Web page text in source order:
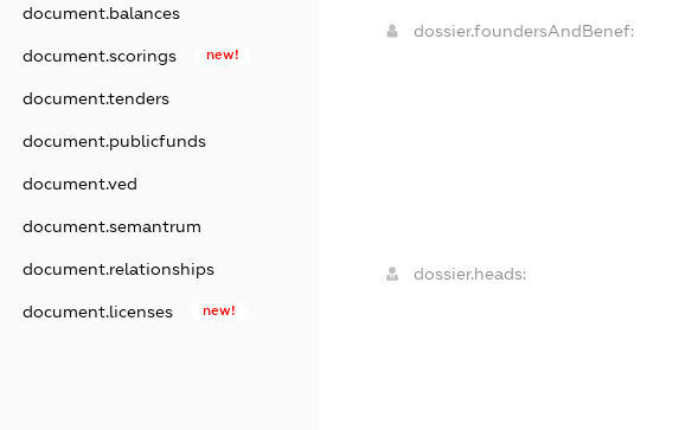
document.balances
document.scorings new!
document.tenders
document.publicfunds
document.ved
document.semantrum
document.relationships
document.licenses new!
dossier.foundersAndBenef:
dossier.heads: